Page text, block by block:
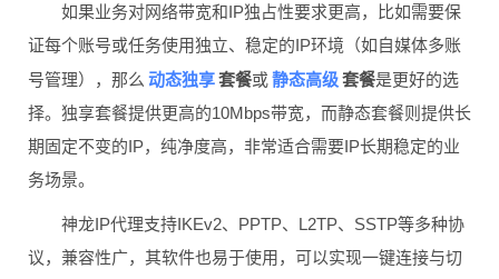
如果业务对网络带宽和IP独占性要求更高，比如需要保
证每个账号或任务使用独立、稳定的IP环境（如自媒体多账
号管理），那么 动态独享套餐或静态高级套餐是更好的选
择。独享套餐提供更高的10Mbps带宽，而静态套餐则提供长
期固定不变的IP，纯净度高，非常适合需要IP长期稳定的业
务场景。
神龙IP代理支持IKEv2、PPTP、L2TP、SSTP等多种协
议，兼容性广，其软件也易于使用，可以实现一键连接与切